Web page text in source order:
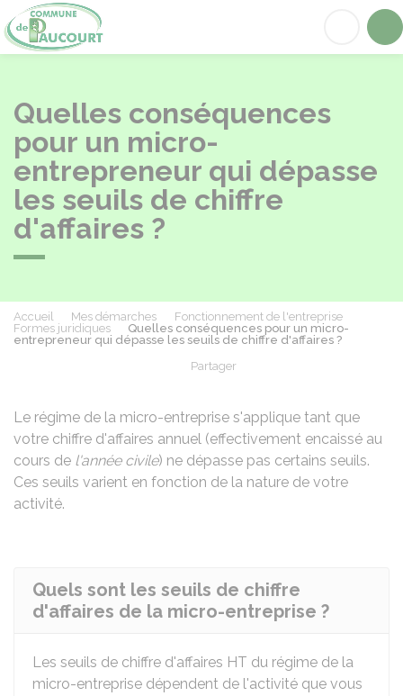
Quelles conséquences
pour un micro-
entrepreneur qui dépasse
les seuils de chiffre
d'affaires ?
Accueil Mes démarches
Fonctionnement de l'entreprise
Formes juridiques
Quelles conséquences pour un micro-
entrepreneur qui dépasse les seuils de chiffre d'affaires ?
Partager
Le régime de la micro-entreprise s'applique tant que
votre chiffre d'affaires annuel (effectivement encaissé au
cours de l'année civile) ne dépasse pas certains seuils.
Ces seuils varient en fonction de la nature de votre
activité.
Quels sont les seuils de chiffre
d'affaires de la micro-entreprise ?
Les seuils de chiffre d'affaires HT du régime de la
micro-entreprise dépendent de l'activité que vous